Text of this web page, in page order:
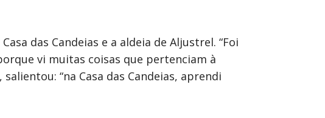
das Candeias e a aldeia de Aljustrel. “Foi
vi muitas coisas que pertenciam à
“na Casa das Candeias, aprendi